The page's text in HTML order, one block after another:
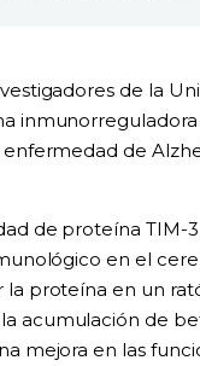
de la
de
de proteína TIM-
en el
proteína en un
acumulación de
mejora en las